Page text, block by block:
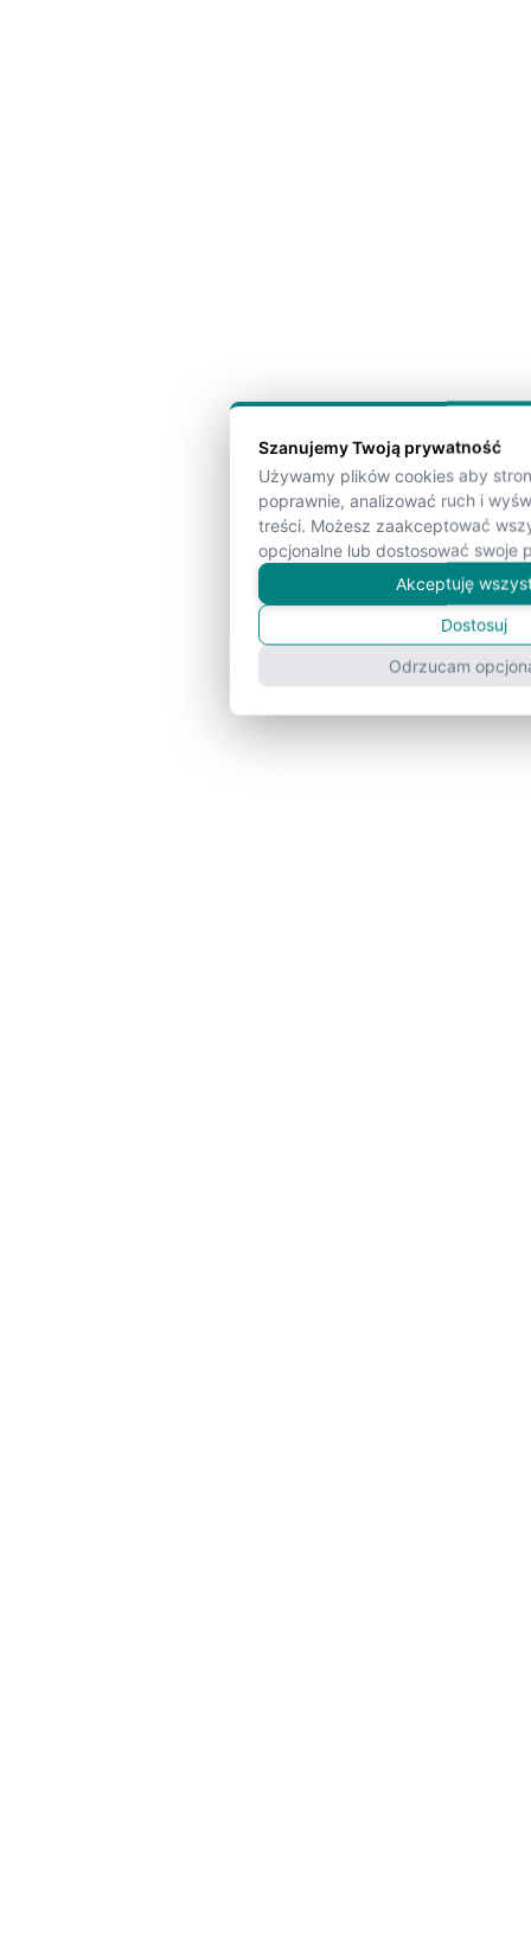
Szanujemy Twoją prywatność
Używamy plików cookies aby
poprawnie, analizować ruch i
treści. Możesz zaakceptować
opcjonalne lub dostosować swoje
Akceptuję
Dostosuj
Odrzucam